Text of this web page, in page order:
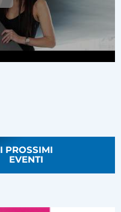
I PROSSIMI
EVENTI